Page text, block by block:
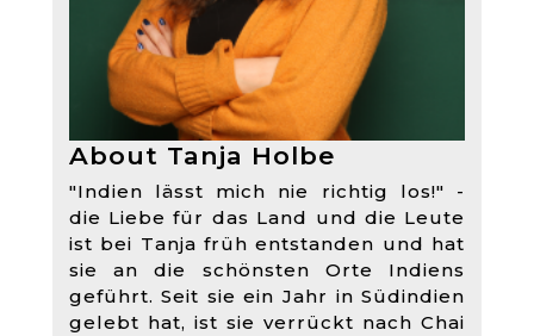
About Tanja Holbe
"Indien lässt mich nie richtig los!" -
die Liebe für das Land und die Leute
ist bei Tanja früh entstanden und hat
sie an die schönsten Orte Indiens
geführt. Seit sie ein Jahr in Südindien
gelebt hat, ist sie verrückt nach Chai